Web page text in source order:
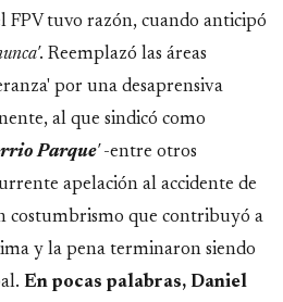
FPV tuvo razón, cuando anticipó
. Reemplazó las áreas
por una desaprensiva
al que sindicó como
Parque'-entre otros
apelación al accidente de
costumbrismo que contribuyó a
y la pena terminaron siendo
En pocas palabras, Daniel